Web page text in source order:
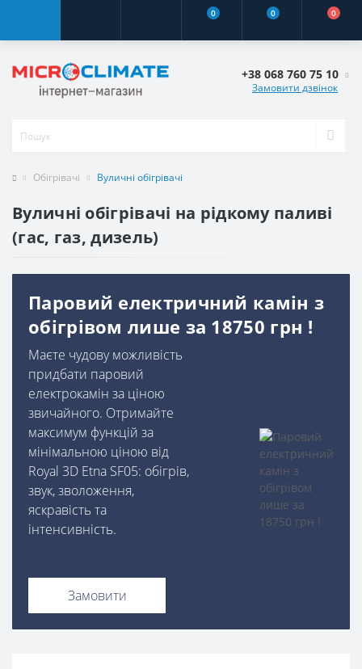
0 0 0
+38 068 760 75 10
Замовити дзвінок
Обігрівачі Вуличні обігрівачі
Вуличні обігрівачі на рідкому паливі
(гас, газ, дизель)
Паровий електричний камін з
обігрівом лише за 18750 грн !
Маєте чудову можливість
придбати паровий
електрокамін за ціною
звичайного. Отримайте
максимум функцій за
мінімальною ціною від
Royal 3D Etna SF05: обігрів,
звук, зволоження,
яскравість та
інтенсивність.
Замовити